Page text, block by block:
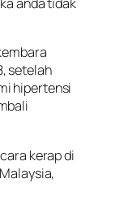
setelah
hipertensi
kerap di